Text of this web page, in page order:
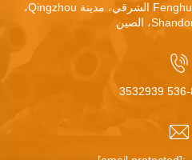
عنوان المصنع: طريق Fenghuangshan الشرقي، مدينة Qingzhou،